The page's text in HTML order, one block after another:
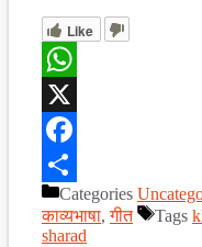
Like
WhatsApp
X
Facebook
ShareCategories
काव्यभाषा,गीत Tags
sharad